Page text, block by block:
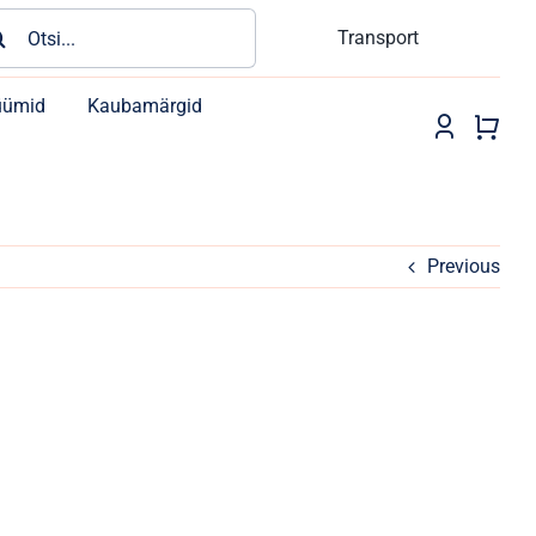
Transport
Kaubamärgid
Previous